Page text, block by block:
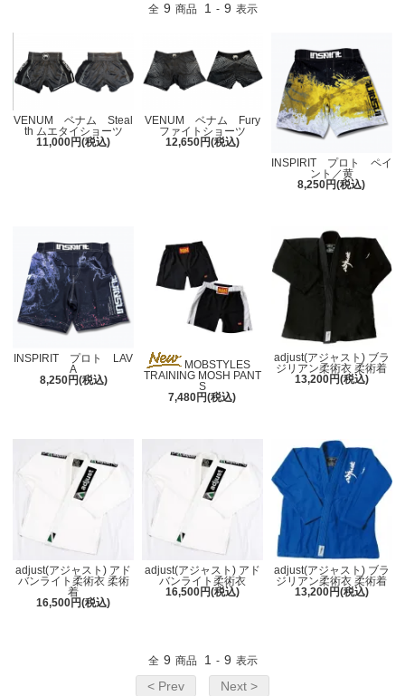
全 9 商品 1 - 9 表示
VENUM ベナム Steal
th ムエタイショーツ
11,000円(税込)
VENUM ベナム Fury
ファイトショーツ
12,650円(税込)
INSPIRIT プロト ペイ
ント／黄
8,250円(税込)
INSPIRIT プロト LAV
A
8,250円(税込)
MOBSTYLES
TRAINING MOSH PANT
S
7,480円(税込)
adjust(アジャスト) ブラ
ジリアン柔術衣 柔術着
13,200円(税込)
adjust(アジャスト) アド
バンライト柔術衣 柔術
着
16,500円(税込)
adjust(アジャスト) アド
バンライト柔術衣
16,500円(税込)
adjust(アジャスト) ブラ
ジリアン柔術衣 柔術着
13,200円(税込)
全 9 商品 1 - 9 表示
< Prev Next >